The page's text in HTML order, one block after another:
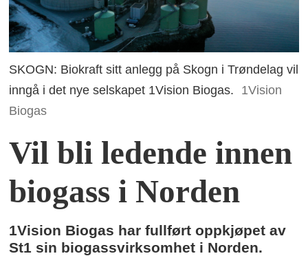
SKOGN: Biokraft sitt anlegg på Skogn i Trøndelag vil
inngå i det nye selskapet 1Vision Biogas.
1Vision
Biogas
Vil bli ledende innen
biogass i Norden
1Vision Biogas har fullført oppkjøpet av
St1 sin biogassvirksomhet i Norden.